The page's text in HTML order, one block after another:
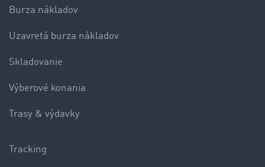
Burza nákladov
Uzavretá burza nákladov
Skladovanie
Výberové konania
Trasy & výdavky
Tracking